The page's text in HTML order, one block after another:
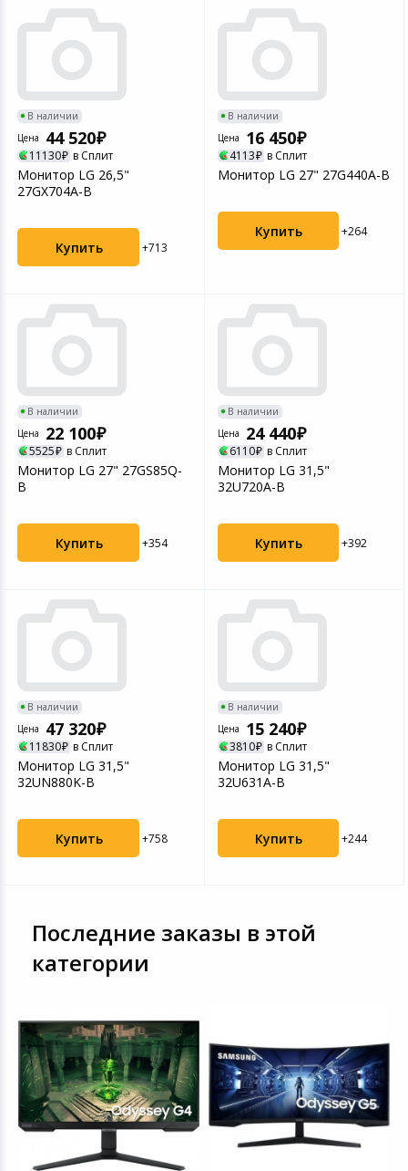
В наличии
Цена
44 520
11130 в Сплит
Монитор LG 26,5"
27GX704A-B
Купить +713
В наличии
Цена
16 450
4113 в Сплит
Монитор LG 27" 27G440A-B
Купить +264
В наличии
Цена
22 100
5525 в Сплит
Монитор LG 27" 27GS85Q-
B
Купить +354
В наличии
Цена
24 440
6110 в Сплит
Монитор LG 31,5"
32U720A-B
Купить +392
В наличии
Цена
47 320
11830 в Сплит
Монитор LG 31,5"
32UN880K-B
Купить +758
В наличии
Цена
15 240
3810 в Сплит
Монитор LG 31,5"
32U631A-B
Купить +244
Последние заказы в этой
категории